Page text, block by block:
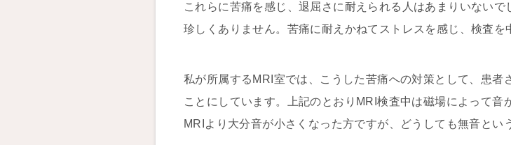
これらに苦痛を感じ、退屈さに耐えられる人はあまりいない
珍しくありません。苦痛に耐えかねてストレスを感じ、検査を
私が所属するMRI室では、こうした苦痛への対策として、患
ことにしています。上記のとおりMRI検査中は磁場によって
MRIより大分音が小さくなった方ですが、どうしても無音とい